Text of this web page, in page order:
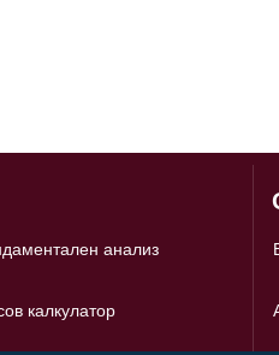
анализ
калкулатор